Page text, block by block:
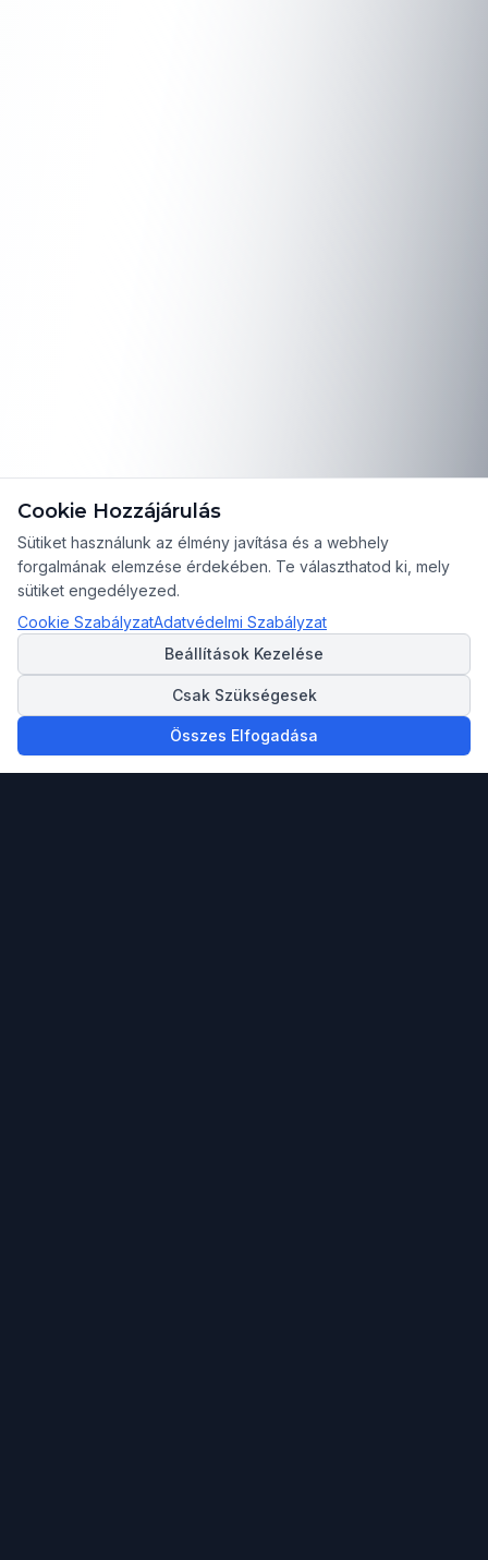
Cookie Hozzájárulás
Sütiket használunk az élmény javítása és a webhely
forgalmának elemzése érdekében. Te választhatod ki, mely
sütiket engedélyezed.
Cookie SzabályzatAdatvédelmi Szabályzat
Beállítások Kezelése
Csak Szükségesek
Összes Elfogadása